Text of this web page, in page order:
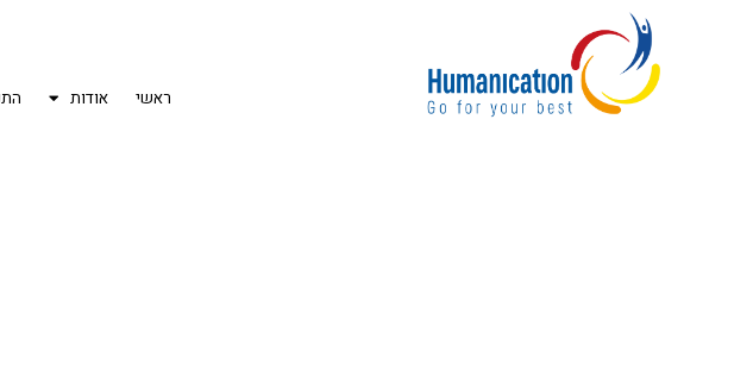
ראשי אודות